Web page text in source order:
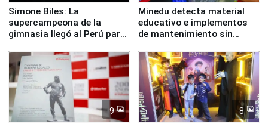
Simone Biles: La
supercampeona de la
gimnasia llegó al Perú para
Panamericanos Lima 2027
Minedu detecta material
educativo e implementos
de mantenimiento sin
la UGEL 2
9 8